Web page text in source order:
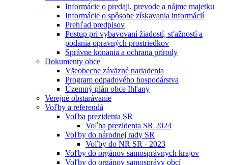
Informácie o predaji, prevode a nájme majetku
Informácie o spôsobe získavania informácií
Prehľad predpisov
Postup pri vybavovaní žiadostí, sťažností a
podania opravných prostriedkov
Správne konania a ochrana prírody
Dokumenty obce
Všeobecne záväzné nariadenia
Program odpadového hospodárstva
Územný plán obce Ihľany
Verejné obstarávanie
Voľby a referendá
Voľba prezidenta SR
Voľba prezidenta SR 2024
Voľby do národnej rady SR
Voľby do NR SR - 2023
Voľby do orgánov samosprávnych krajov
Voľby do orgánov samosprávy obcí